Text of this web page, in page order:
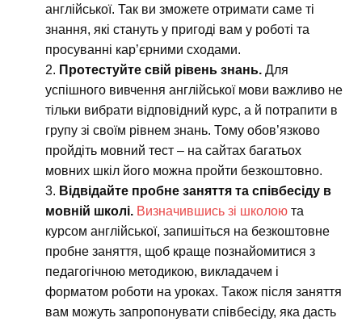
англійської. Так ви зможете отримати саме ті
знання, які стануть у пригоді вам у роботі та
просуванні кар’єрними сходами.
Протестуйте свій рівень знань. Для
успішного вивчення англійської мови важливо не
тільки вибрати відповідний курс, а й потрапити в
групу зі своїм рівнем знань. Тому обов’язково
пройдіть мовний тест – на сайтах багатьох
мовних шкіл його можна пройти безкоштовно.
Відвідайте пробне заняття та співбесіду в
мовній школі. Визначившись зі школою та
курсом англійської, запишіться на безкоштовне
пробне заняття, щоб краще познайомитися з
педагогічною методикою, викладачем і
форматом роботи на уроках. Також після заняття
вам можуть запропонувати співбесіду, яка дасть